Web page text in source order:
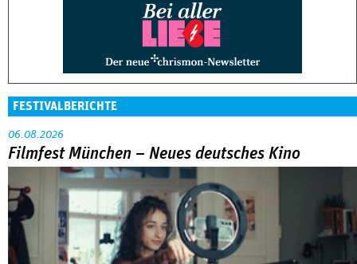
FESTIVALBERICHTE
06.08.2026
Filmfest München – Neues deutsches Kino